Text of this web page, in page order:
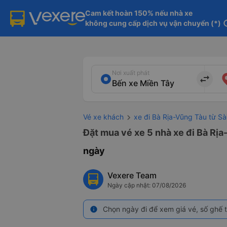
Cam kết hoàn 150% nếu nhà xe
không cung cấp dịch vụ vận chuyển (*)
Nơi xuất phát
import_export
Vé xe khách xe đi Bà Rịa-Vũng Tàu từ
Đặt mua vé xe 5 nhà xe đi Bà
ngày
Vexere Team
Ngày cập nhật: 07/08/2026
info Chọn ngày đi để xem giá vé, số